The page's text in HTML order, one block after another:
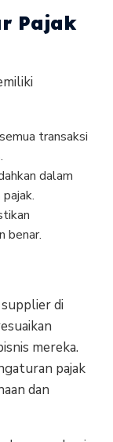
Pajak
transaksi
dalam
benar.
di
mereka.
pajak
dan